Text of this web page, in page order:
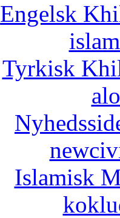
Engelsk
Tyrkisk
Islamisk